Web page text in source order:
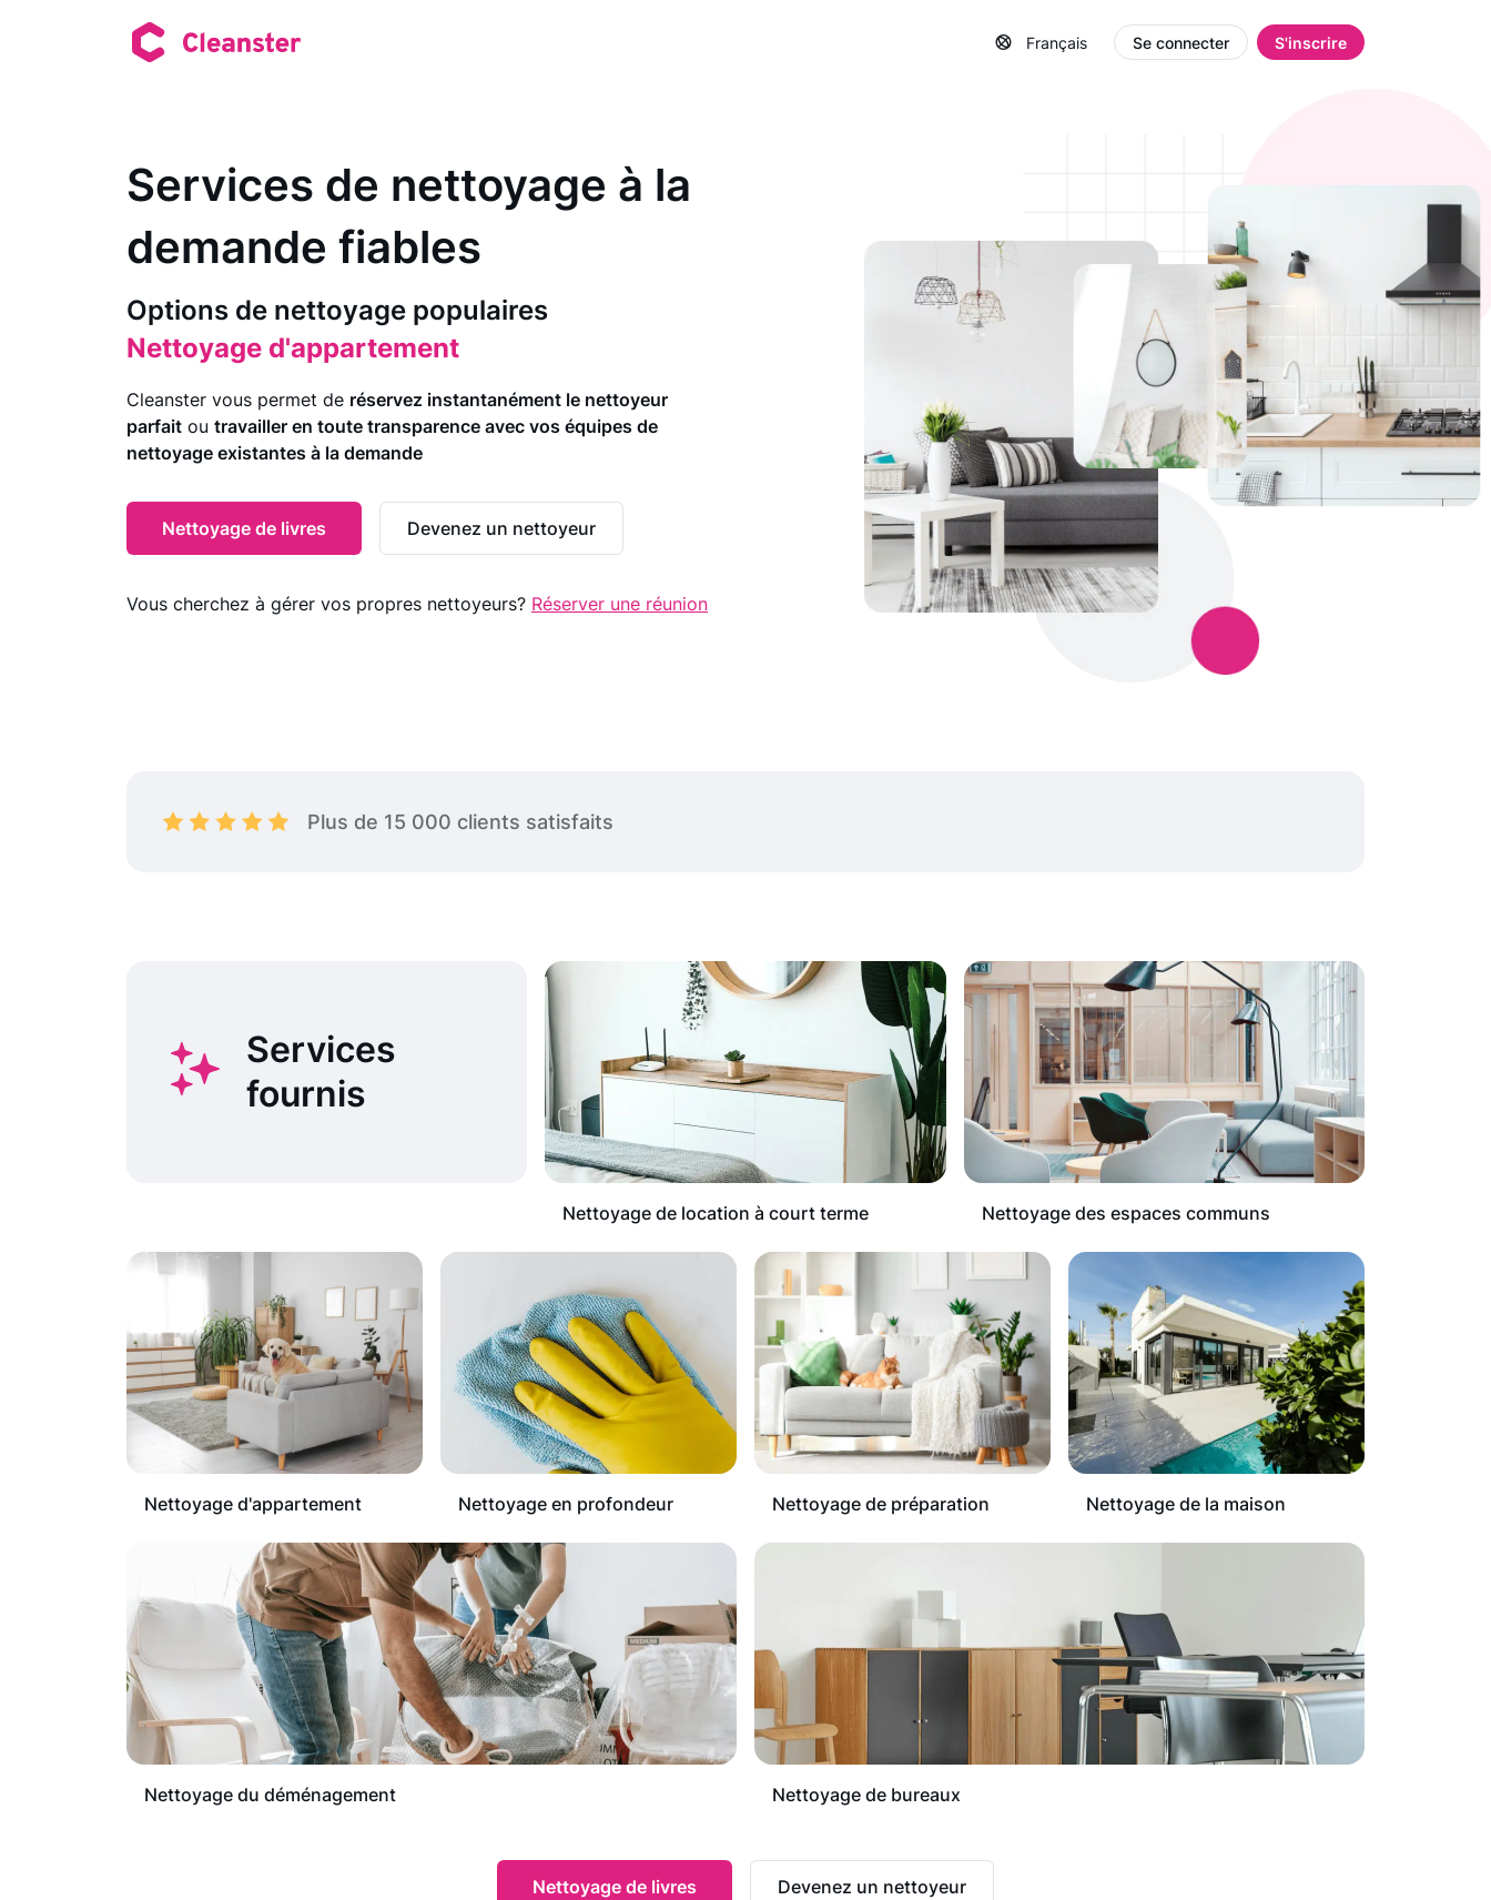
Français Se connecter S'inscrire
Services de nettoyage à la
demande fiables
Options de nettoyage populaires
Nettoyage de location à court terme
Nettoyage d'appartement
Nettoyage en profondeur
Nettoyage de la maison
Nettoyage du déménagement
Nettoyage de bureaux
Nettoyage de la salle de sport
Nettoyage d'espaces commerciaux
Nettoyage de location à court terme
Cleanster vous permet de réservez instantanément le nettoyeur
parfait ou travailler en toute transparence avec vos équipes de
nettoyage existantes à la demande
Nettoyage de livres Devenez un nettoyeur
Vous cherchez à gérer vos propres nettoyeurs? Réserver une réunion
Plus de 15 000 clients satisfaits
Services
fournis
Nettoyage de location à court terme Nettoyage des espaces communs
Nettoyage d'appartement Nettoyage en profondeur Nettoyage de préparation Nettoyage de la maison
Nettoyage du déménagement Nettoyage de bureaux
Nettoyage de livres Devenez un nettoyeur